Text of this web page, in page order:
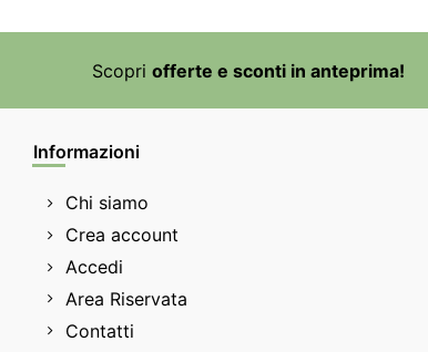
Scopri offerte e sconti in anteprima!
Informazioni
Chi siamo
Crea account
Accedi
Area Riservata
Contatti